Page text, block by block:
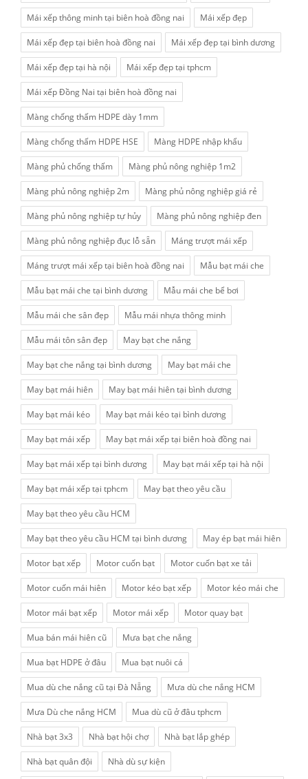
Mái xếp thông minh tại biên hoà đồng nai Mái xếp đẹp
Mái xếp đẹp tại biên hoà đồng nai Mái xếp đẹp tại bình dương
Mái xếp đẹp tại hà nội Mái xếp đẹp tại tphcm
Mái xếp Đồng Nai tại biên hoà đồng nai
Màng chống thấm HDPE dày 1mm
Màng chống thấm HDPE HSE Màng HDPE nhập khẩu
Màng phủ chống thấm Màng phủ nông nghiệp 1m2
Màng phủ nông nghiệp 2m Màng phủ nông nghiệp giá rẻ
Màng phủ nông nghiệp tự hủy Màng phủ nông nghiệp đen
Màng phủ nông nghiệp đục lỗ sẵn Máng trượt mái xếp
Máng trượt mái xếp tại biên hoà đồng nai Mẫu bạt mái che
Mẫu bạt mái che tại bình dương Mẫu mái che bể bơi
Mẫu mái che sân đẹp Mẫu mái nhựa thông minh
Mẫu mái tôn sân đẹp May bạt che nắng
May bạt che nắng tại bình dương May bạt mái che
May bạt mái hiên May bạt mái hiên tại bình dương
May bạt mái kéo May bạt mái kéo tại bình dương
May bạt mái xếp May bạt mái xếp tại biên hoà đồng nai
May bạt mái xếp tại bình dương May bạt mái xếp tại hà nội
May bạt mái xếp tại tphcm May bạt theo yêu cầu
May bạt theo yêu cầu HCM
May bạt theo yêu cầu HCM tại bình dương May ép bạt mái hiên
Motor bạt xếp Motor cuốn bạt Motor cuốn bạt xe tải
Motor cuốn mái hiên Motor kéo bạt xếp Motor kéo mái che
Motor mái bạt xếp Motor mái xếp Motor quay bạt
Mua bán mái hiên cũ Mưa bạt che nắng
Mua bạt HDPE ở đâu Mua bạt nuôi cá
Mua dù che nắng cũ tại Đà Nẵng Mưa dù che nắng HCM
Mưa Dù che nắng HCM Mua dù cũ ở đâu tphcm
Nhà bạt 3x3 Nhà bạt hội chợ Nhà bạt lắp ghép
Nhà bạt quân đội Nhà dù sự kiện